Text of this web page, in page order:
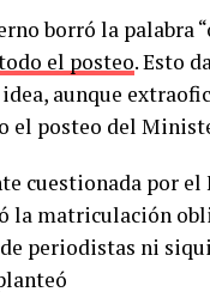
borró la palabra
el posteo. Esto
aunque
el posteo del
cuestionada por el
la matriculación
periodistas ni